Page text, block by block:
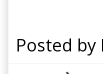
Posted by